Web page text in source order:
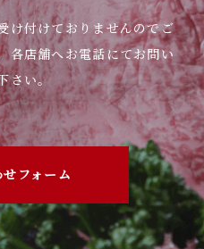
越前店お知らせ
約のお知らせ🍻
🍻
末や連休前を中心に忘年
を大変多く頂いておりま
はお早目のご予約をオス
予約にて承っておりま
待ちしております‼️
け付けておりませんのでご
各店舗へお電話にてお問い
さい。
フォーム